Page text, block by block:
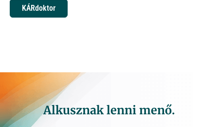
KÁRdoktor
Alkusznak lenni menő.